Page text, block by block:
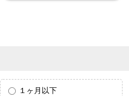
１ヶ月以下